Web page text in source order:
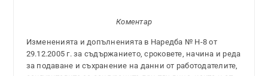
Коментар
Измененията и допълненията в Наредба № Н-8 от
29.12.2005 г. за съдържанието, сроковете, начина и реда
за подаване и съхранение на данни от работодателите,